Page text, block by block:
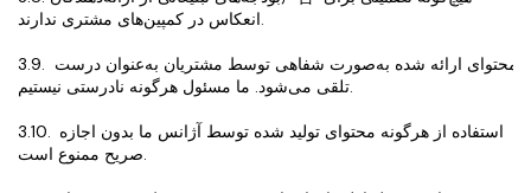
انعکاس در کمپین‌های مشتری ندارند.
3.9. محتوای ارائه شده به‌صورت شفاهی توسط مشتریان به‌عنوان درست
تلقی می‌شود. ما مسئول هرگونه نادرستی نیستیم.
3.10. استفاده از هرگونه محتوای تولید شده توسط آژانس ما بدون اجازه
صریح ممنوع است.